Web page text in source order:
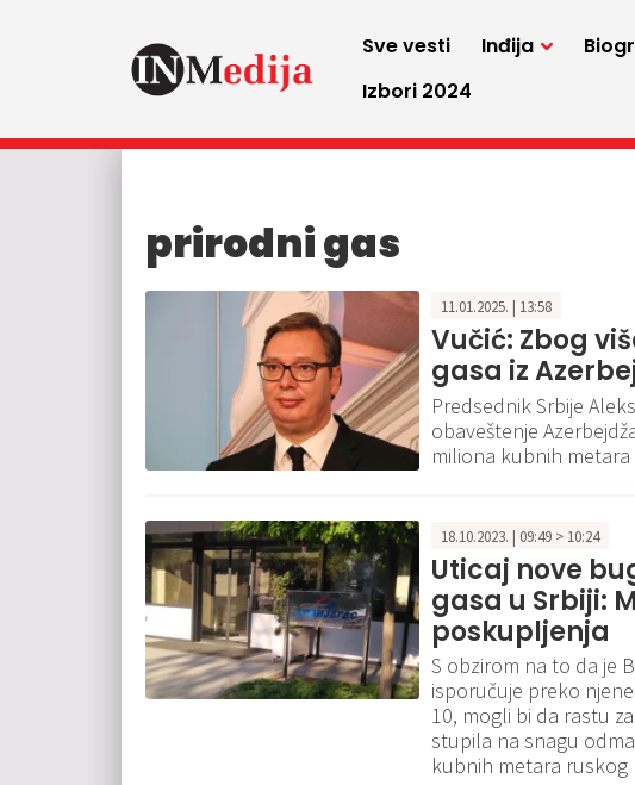
Sve vesti Inđija
Izbori 2024
prirodni gas
11.01.2025. | 13:58
Vučić: Zbog
gasa iz
Predsednik Srbije
obaveštenje
miliona kubnih
18.10.2023. | 09:49 > 10:24
Uticaj nove
gasa u Srbiji:
poskupljenja
S obzirom na to da je
isporučuje preko
10, mogli bi da rastu
stupila na snagu
kubnih metara